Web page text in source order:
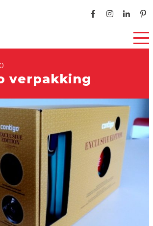
verpakking